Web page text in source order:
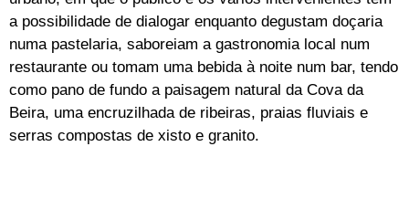
a possibilidade de dialogar enquanto degustam doçaria
numa pastelaria, saboreiam a gastronomia local num
restaurante ou tomam uma bebida à noite num bar, tendo
como pano de fundo a paisagem natural da Cova da
Beira, uma encruzilhada de ribeiras, praias fluviais e
serras compostas de xisto e granito.